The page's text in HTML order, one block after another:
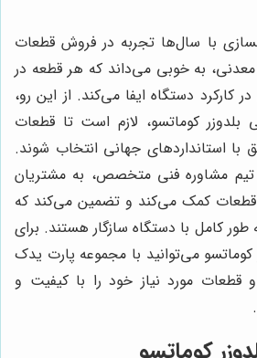
با سال‌ها تجربه در فروش قطعات
به خوبی می‌داند که هر قطعه در
کارکرد دستگاه ایفا می‌کند. از این رو،
بلدوزر کوماتسو، لازم است تا قطعات
با استانداردهای جهانی انتخاب شوند.
مشاوره فنی متخصص، به مشتریان
قطعات کمک می‌کند و تضمین می‌کند که
کامل با دستگاه سازگار هستند. برای
کوماتسو می‌توانید با مجموعه پارت یدک
قطعات مورد نیاز خود را با کیفیت و